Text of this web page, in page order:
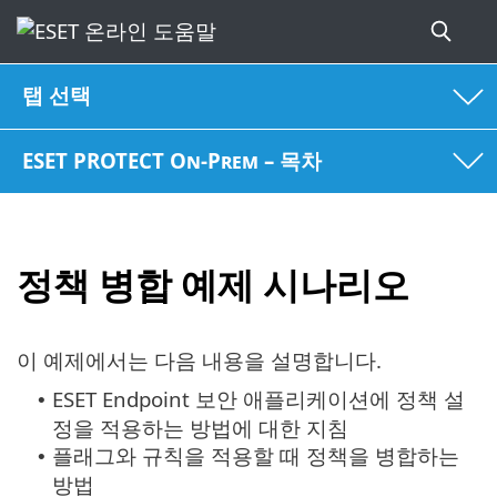
탭 선택
ESET PROTECT On-Prem – 목차
정책 병합 예제 시나리오
이 예제에서는 다음 내용을 설명합니다.
• ESET Endpoint 보안 애플리케이션에 정책 설
정을 적용하는 방법에 대한 지침
• 플래그와 규칙을 적용할 때 정책을 병합하는
방법